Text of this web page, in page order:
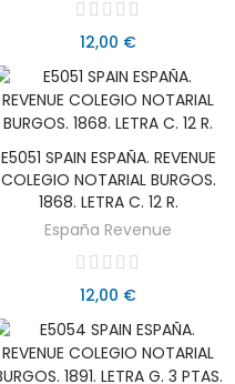
12,00 €
AÑADIR AL CARRITO
E5051 SPAIN ESPAÑA. REVENUE
COLEGIO NOTARIAL BURGOS.
1868. LETRA C. 12 R.
España Revenue
12,00 €